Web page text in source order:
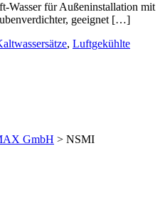
Wasser für Außeninstallation mit
geeignet […]
, Luftgekühlte
GmbH > NSMI